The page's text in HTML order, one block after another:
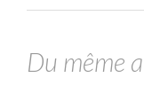
Du même